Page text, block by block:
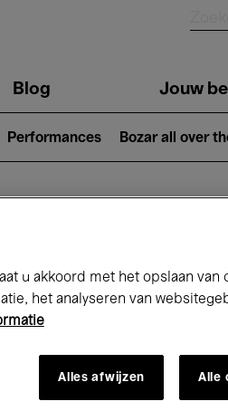
Blog Jouw
Performances Bozar all over
u akkoord met het opslaan van
het analyseren van
Alles afwijzen Alle